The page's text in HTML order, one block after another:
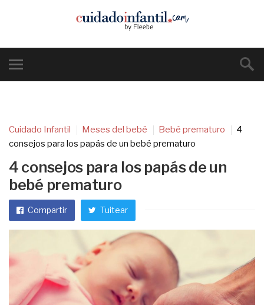
Cuidado Infantil Meses del bebé Bebé prematuro
4
consejos para los papás de un bebé prematuro
4 consejos para los papás de un
bebé prematuro
Compartir Tuitear